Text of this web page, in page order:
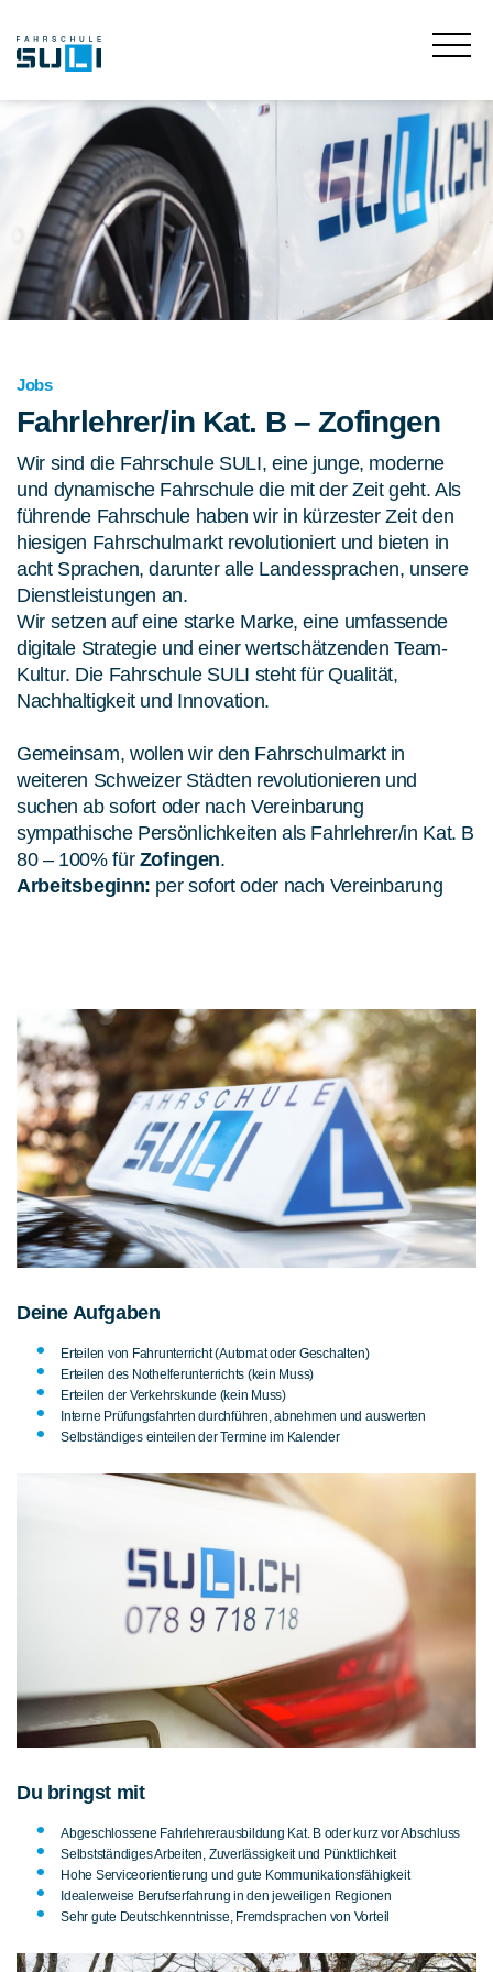
Jobs
Fahrlehrer/in Kat. B – Zofingen
Wir sind die Fahrschule SULI, eine junge, moderne
und dynamische Fahrschule die mit der Zeit geht. Als
führende Fahrschule haben wir in kürzester Zeit den
hiesigen Fahrschulmarkt revolutioniert und bieten in
acht Sprachen, darunter alle Landessprachen, unsere
Dienstleistungen an.
Wir setzen auf eine starke Marke, eine umfassende
digitale Strategie und einer wertschätzenden Team-
Kultur. Die Fahrschule SULI steht für Qualität,
Nachhaltigkeit und Innovation.
Gemeinsam, wollen wir den Fahrschulmarkt in
weiteren Schweizer Städten revolutionieren und
suchen ab sofort oder nach Vereinbarung
sympathische Persönlichkeiten als Fahrlehrer/in Kat. B
80 – 100% für Zofingen.
Arbeitsbeginn: per sofort oder nach Vereinbarung
Deine Aufgaben
Erteilen von Fahrunterricht (Automat oder Geschalten)
Erteilen des Nothelferunterrichts (kein Muss)
Erteilen der Verkehrskunde (kein Muss)
Interne Prüfungsfahrten durchführen, abnehmen und auswerten
Selbständiges einteilen der Termine im Kalender
Du bringst mit
Abgeschlossene Fahrlehrerausbildung Kat. B oder kurz vor Abschluss
Selbstständiges Arbeiten, Zuverlässigkeit und Pünktlichkeit
Hohe Serviceorientierung und gute Kommunikationsfähigkeit
Idealerweise Berufserfahrung in den jeweiligen Regionen
Sehr gute Deutschkenntnisse, Fremdsprachen von Vorteil